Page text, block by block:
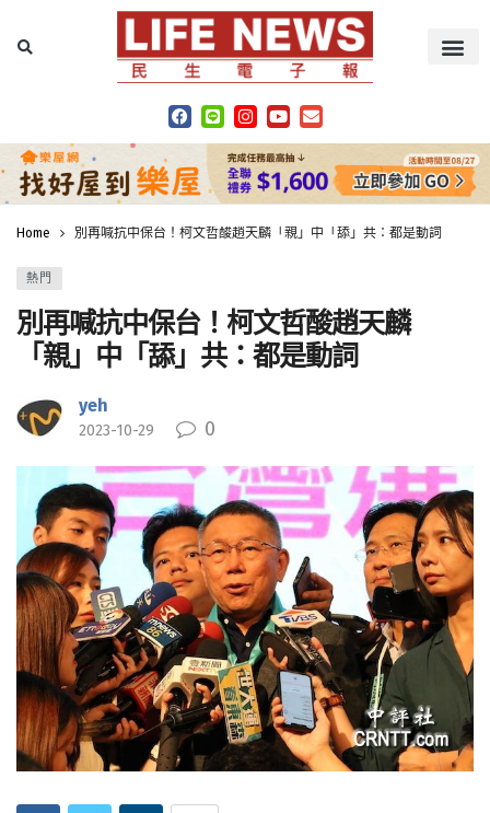
Home 別再喊抗中保台！柯文哲酸趙天麟「親」中「舔」共：都是動詞
熱門
別再喊抗中保台！柯文哲酸趙天麟
「親」中「舔」共：都是動詞
yeh
2023-10-29 0